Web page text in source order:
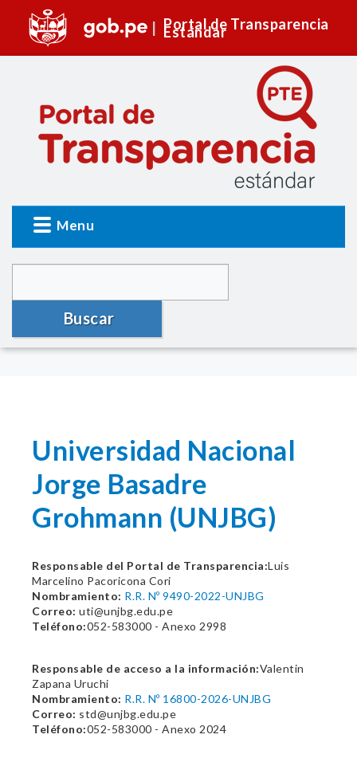
Portal de Transparencia
Estándar
Menu
Buscar
Universidad Nacional
Jorge Basadre
Grohmann (UNJBG)
Responsable del Portal de Transparencia:Luis
Marcelino Pacoricona Cori
Nombramiento: R.R. Nº 9490-2022-UNJBG
Correo: uti@unjbg.edu.pe
Teléfono:052-583000 - Anexo 2998
Responsable de acceso a la información:Valentin
Zapana Uruchi
Nombramiento: R.R. Nº 16800-2026-UNJBG
Correo: std@unjbg.edu.pe
Teléfono:052-583000 - Anexo 2024